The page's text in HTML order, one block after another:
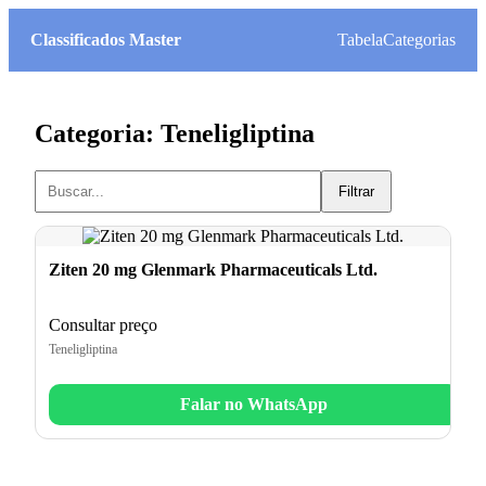
Classificados Master TabelaCategorias
Categoria: Teneligliptina
Filtrar
Ziten 20 mg Glenmark Pharmaceuticals Ltd.
Consultar preço
Teneligliptina
Falar no WhatsApp